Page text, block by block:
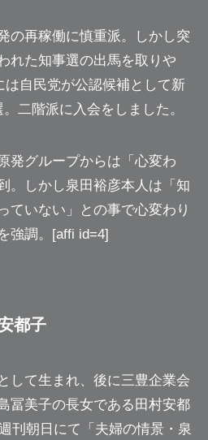
の再稼働に慎重派。しかし突
れた知事選の出馬を取りや
は自民党が公認候補として新
二階派に入会をしました。
発グループからは「心変わ
。しかし泉田裕彦本人は「知
ていない」との事で心変わり
強調。[affi id=4]
都子
して生まれ、後に三豊企業会
冨美子の長女である田村安都
刊朝日にて「夫婦の情景・泉